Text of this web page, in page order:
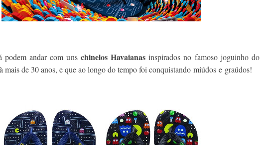
podem andar com uns chinelos Havaianasinspirados no famoso joguinho do
mais de 30 anos, e que ao longo do tempo foi conquistando miúdos e graúdos!